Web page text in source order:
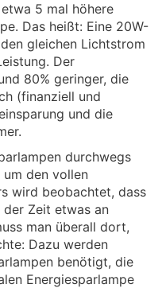
5 mal höhere
Das heißt: Eine 20W-
gleichen Lichtstrom
Der
80% geringer, die
(finanziell und
und die
durchwegs
den vollen
wird beobachtet, dass
der Zeit etwas an
man überall dort,
Dazu werden
benötigt, die
Energiesparlampe